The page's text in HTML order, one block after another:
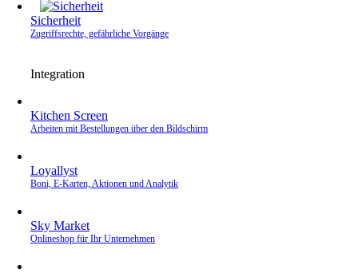
Sicherheit
Zugriffsrechte, gefährliche Vorgänge
Integration
Kitchen Screen
Arbeiten mit Bestellungen über den Bildschirm
Loyallyst
Boni, E‑Karten, Aktionen und Analytik
Sky Market
Onlineshop für Ihr Unternehmen